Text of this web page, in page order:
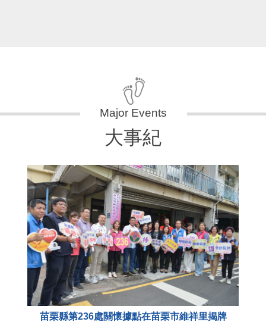
大事紀
苗栗縣第236處關懷據點在苗栗市維祥里揭牌